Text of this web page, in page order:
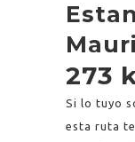
273
Si lo tuyo
esta ruta